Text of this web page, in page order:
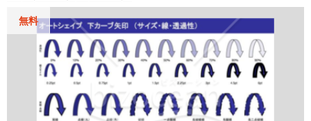
グレイのカラーオプションは、情報を鮮明に伝え、プロフ
ェッショナルな印象を加えることに役立つでしょう。 この
テンプレートを使用して、プロジェクト資料にカスタマイ
ズされたデザイン要素を容易に組み込むことができます。
異なるサイズや線の設定を試し、透過性を調整して、独自
のデザインを作成しましょう。無料でダウンロードして、
プロジェクトを一段と魅力的にしましょう。
無料